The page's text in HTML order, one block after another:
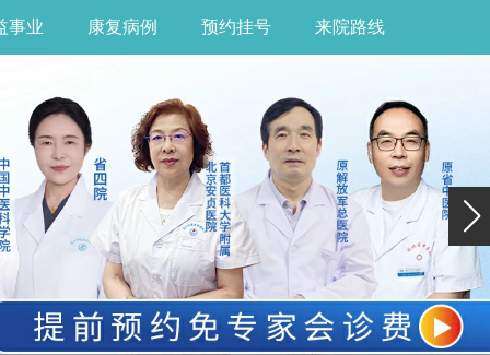
事业 康复病例 预约挂号 来院路线